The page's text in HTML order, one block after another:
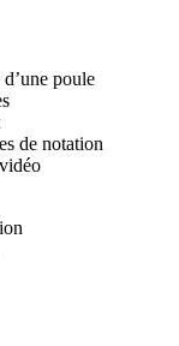
d’une poule
de notation